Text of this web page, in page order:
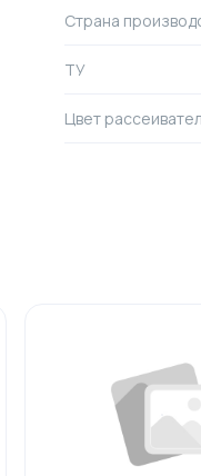
Страна
ТУ
Цвет